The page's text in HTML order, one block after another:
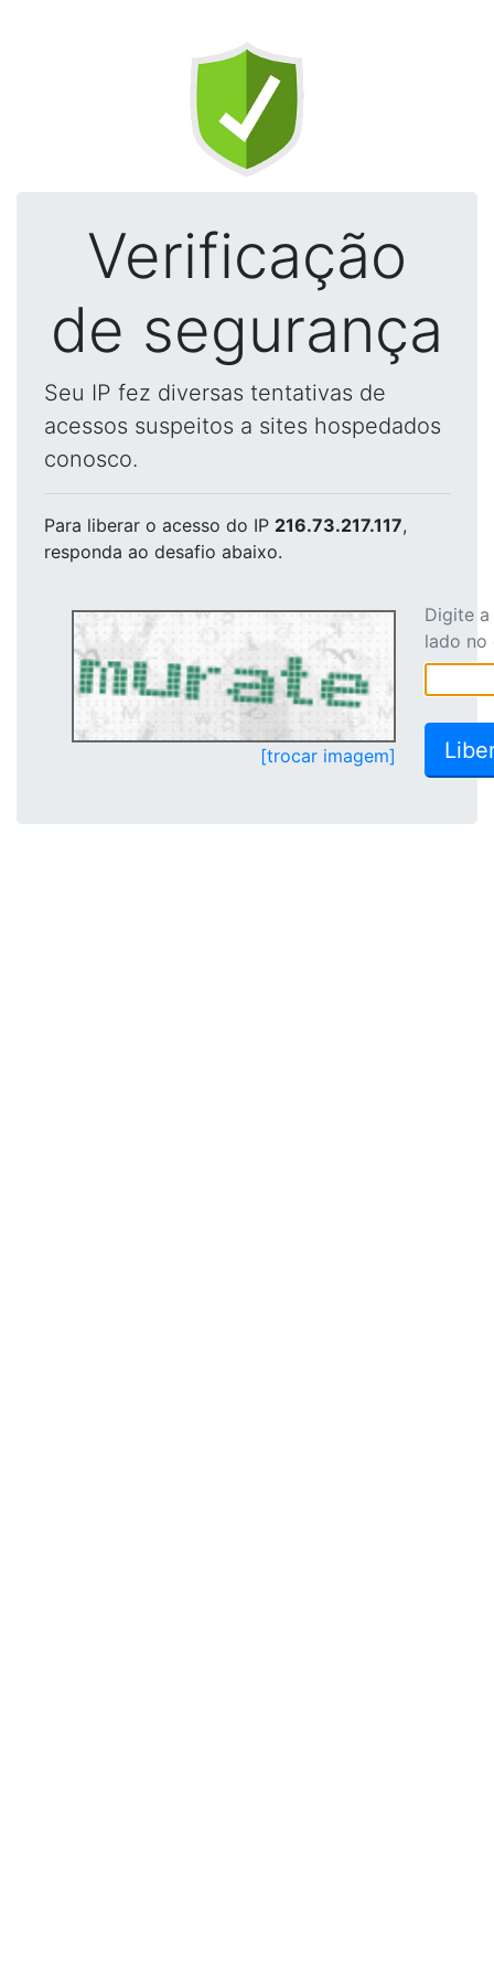
Verificação
de segurança
Seu IP fez diversas tentativas de
acessos suspeitos a sites hospedados
conosco.
Para liberar o acesso do IP 216.73.217.117,
responda ao desafio abaixo.
[trocar imagem]
Digite
lado no